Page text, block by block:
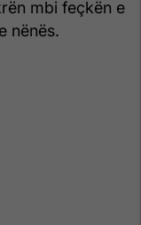
mbi feçkën e
nënës.